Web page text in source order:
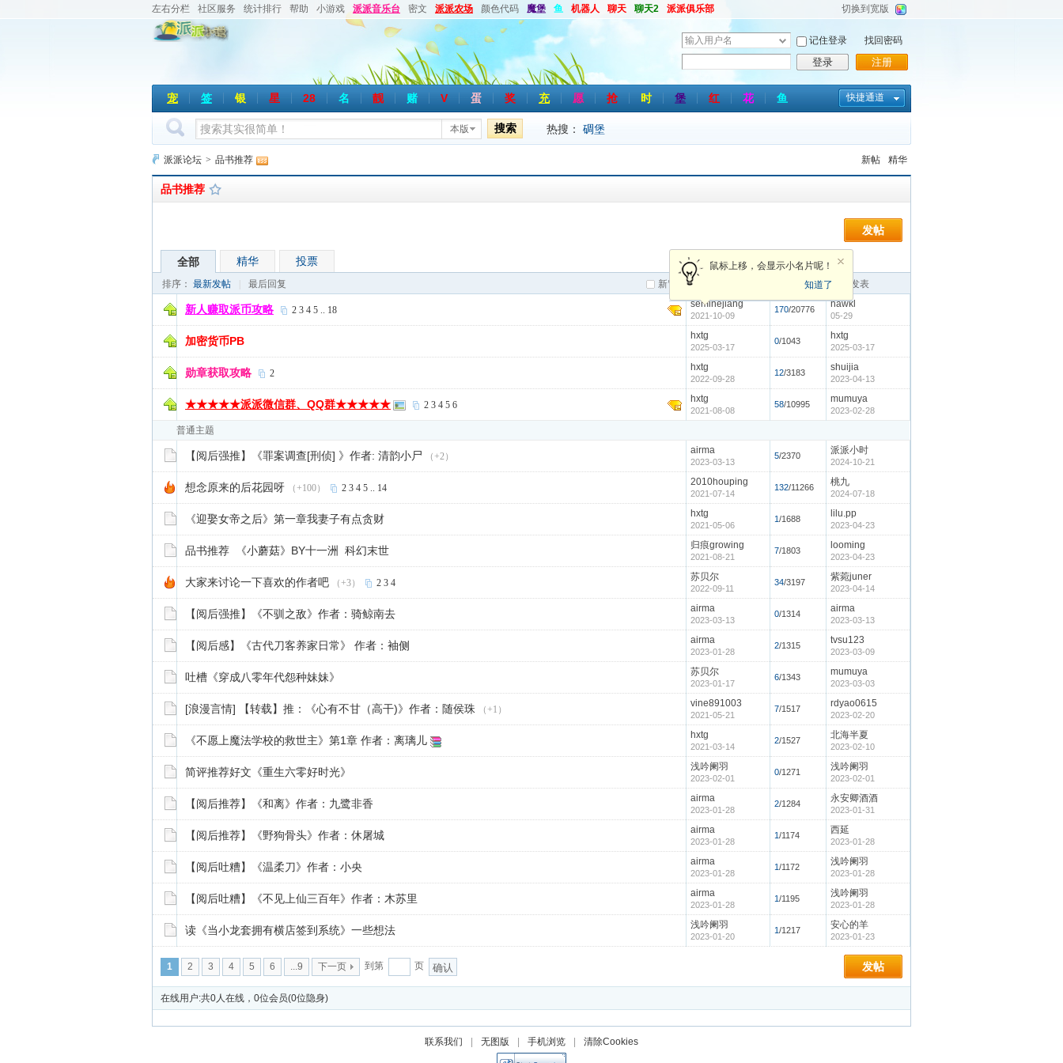
切换到宽版
左右分栏 社区服务 统计排行 帮助 小游戏 派派音乐台 密文 派派农场 颜色代码 魔堡 鱼 机器人 聊天 聊天2 派派俱乐部
用
户
名
记住登录
登录
找回密码
注册
快捷通道
宠 签 银 星 28 名 靓 赌 V 蛋 奖 充 愿 抢 时 堡 红 花 鱼
本版 搜索 热搜： 碉堡
新帖 精华
派派论坛 > 品书推荐
品书推荐
发帖
全部 精华 投票
新窗
排序： 最新发帖 最后回复
鼠标上移，会显示小名片呢！
知道了
作者 最后发表
新人赚取派币攻略 2 3 4 5 .. 18
seminejiang
2021-10-09
170/20776 hawkl
05-29
加密货币PB hxtg
2025-03-17
0/1043 hxtg
2025-03-17
勋章获取攻略 2
hxtg
2022-09-28
12/3183 shuijia
2023-04-13
★★★★★派派微信群、QQ群★★★★★ 2 3 4 5 6
hxtg
2021-08-08
58/10995 mumuya
2023-02-28
普通主题
【阅后强推】《罪案调查[刑侦] 》作者: 清韵小尸 （+2）
airma
2023-03-13
5/2370 派派小时
2024-10-21
想念原来的后花园呀 （+100） 2 3 4 5 .. 14
2010houping
2021-07-14
132/11266 桃九
2024-07-18
《迎娶女帝之后》第一章我妻子有点贪财 hxtg
2021-05-06
1/1688 lilu.pp
2023-04-23
品书推荐 《小蘑菇》BY十一洲 科幻末世 归痕growing
2021-08-21
7/1803 looming
2023-04-23
大家来讨论一下喜欢的作者吧 （+3） 2 3 4
苏贝尔
2022-09-11
34/3197 紫菀juner
2023-04-14
【阅后强推】《不驯之敌》作者：骑鲸南去 airma
2023-03-13
0/1314 airma
2023-03-13
【阅后感】《古代刀客养家日常》 作者：袖侧 airma
2023-01-28
2/1315 tvsu123
2023-03-09
吐槽《穿成八零年代怨种妹妹》 苏贝尔
2023-01-17
6/1343 mumuya
2023-03-03
[浪漫言情] 【转载】推：《心有不甘（高干)》作者：随侯珠 （+1）
vine891003
2021-05-21
7/1517 rdyao0615
2023-02-20
《不愿上魔法学校的救世主》第1章 作者：离璃儿 hxtg
2021-03-14
2/1527 北海半夏
2023-02-10
简评推荐好文《重生六零好时光》 浅吟阑羽
2023-02-01
0/1271 浅吟阑羽
2023-02-01
【阅后推荐】《和离》作者：九鹭非香 airma
2023-01-28
2/1284 永安卿酒酒
2023-01-31
【阅后推荐】《野狗骨头》作者：休屠城 airma
2023-01-28
1/1174 西延
2023-01-28
【阅后吐糟】《温柔刀》作者：小央 airma
2023-01-28
1/1172 浅吟阑羽
2023-01-28
【阅后吐糟】《不见上仙三百年》作者：木苏里 airma
2023-01-28
1/1195 浅吟阑羽
2023-01-28
读《当小龙套拥有横店签到系统》一些想法 浅吟阑羽
2023-01-20
1/1217 安心的羊
2023-01-23
发帖
1 2 3 4 5 6 ...9 下一页 到第 页 确认
在线用户:共0人在线，0位会员(0位隐身)
联系我们 无图版 手机浏览 清除Cookies